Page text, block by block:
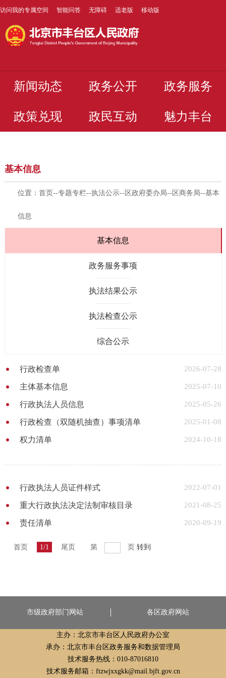
访问我的专属空间 智能问答 无障碍 适老版 移动版
新闻动态 政务公开 政务服务
政策兑现 政民互动 魅力丰台
基本信息
位置： 首页 --专题专栏--执法公示--区政府委办局--区商务局--基本
信息
基本信息
政务服务事项
执法结果公示
执法检查公示
综合公示
行政检查单 2026-07-28
主体基本信息 2025-07-10
行政执法人员信息 2025-05-26
行政检查（双随机抽查）事项清单 2025-01-08
权力清单 2024-10-18
行政执法人员证件样式 2022-07-01
重大行政执法决定法制审核目录 2021-08-25
责任清单 2020-09-19
首页 1/1 尾页 第 页 转到
市级政府部门网站 各区政府网站
主办：北京市丰台区人民政府办公室
承办：北京市丰台区政务服务和数据管理局
技术服务热线：010-87016810
技术服务邮箱：ftzwjxxgkk@mail.bjft.gov.cn